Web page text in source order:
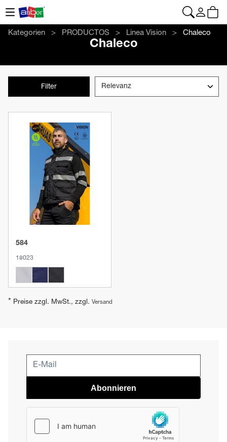
Kategorien PRODUCTOS Linea Vision Chaleco
Chaleco
Filter
Produkt anzeigen
584
18023
* Preise zzgl. MwSt., zzgl. Versand
Abonnieren